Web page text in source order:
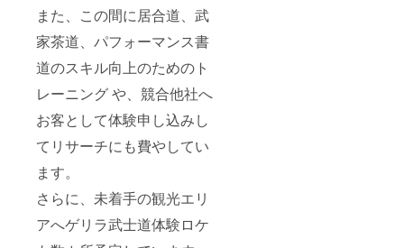
また、この間に居合道、武
家茶道、パフォーマンス書
道のスキル向上のためのト
レーニング や、競合他社へ
お客として体験申し込みし
てリサーチにも費やしてい
ます。
さらに、未着手の観光エリ
アへゲリラ武士道体験ロケ